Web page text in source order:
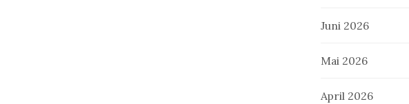
Juni 2026
Mai 2026
April 2026